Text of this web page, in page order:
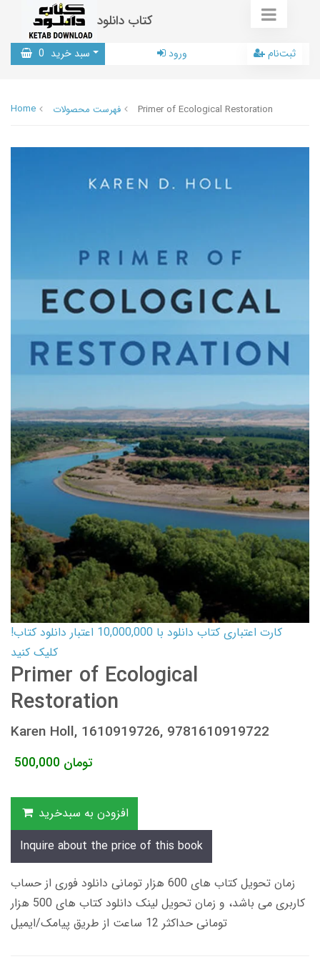
کتاب دانلود
سبد خرید 0 ورود ثبت‌نام
Home فهرست محصولات Primer of Ecological Restoration
کارت اعتباری کتاب دانلود با 10,000,000 اعتبار دانلود کتاب!
کلیک کنید
Primer of Ecological
Restoration
Karen Holl, 1610919726, 9781610919722
500,000 تومان
افزودن به سبدخرید
Inquire about the price of this book
زمان تحویل کتاب های 600 هزار تومانی دانلود فوری از حساب
کاربری می باشد، و زمان تحویل لینک دانلود کتاب های 500 هزار
تومانی حداکثر 12 ساعت از طریق پیامک/ایمیل